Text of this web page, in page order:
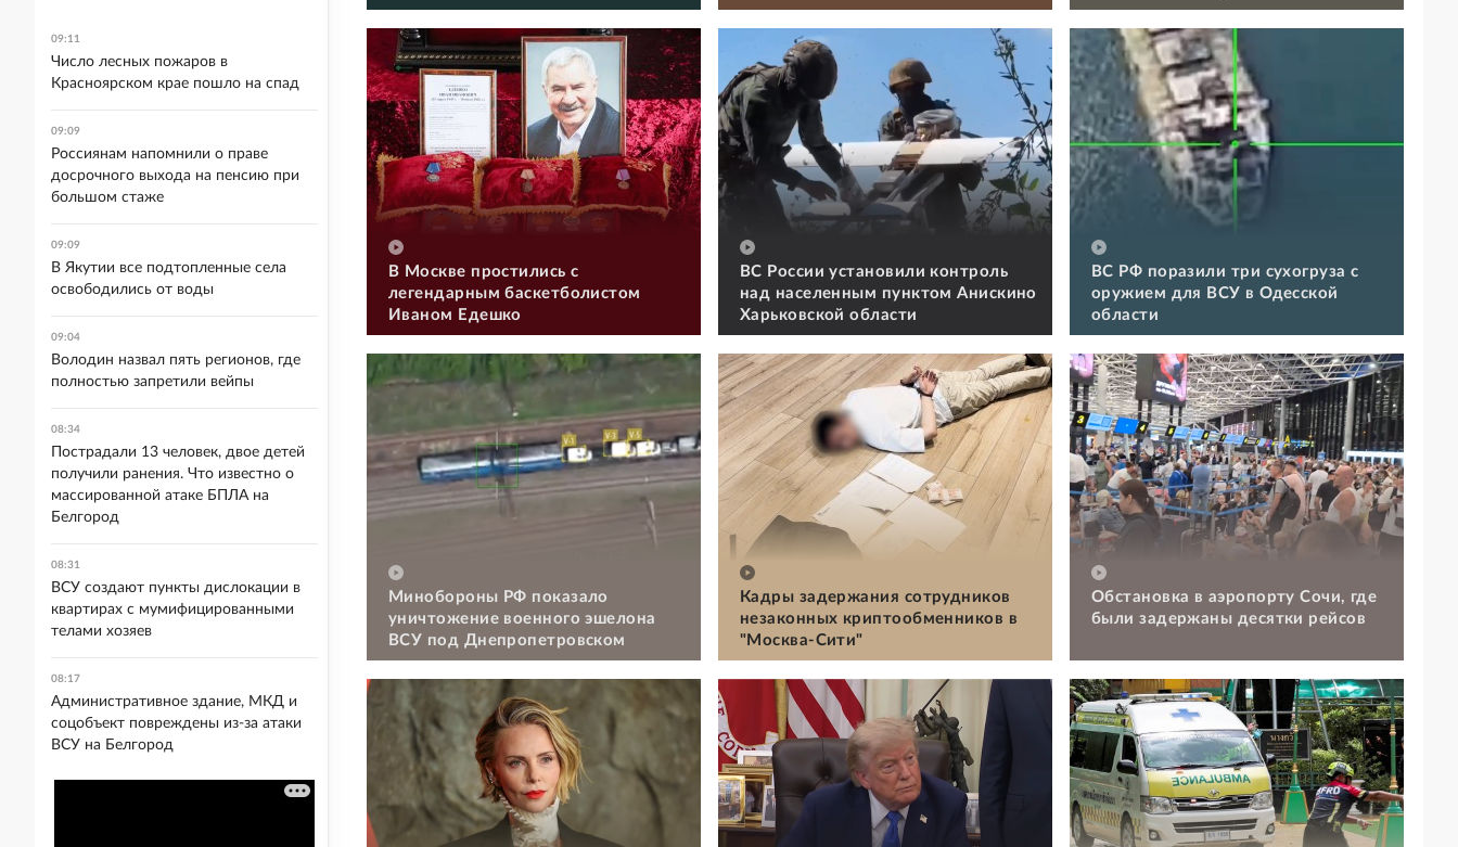
В Москве простились с
легендарным баскетболистом
Иваном Едешко
ВС России установили контроль
над населенным пунктом Анискино
Харьковской области
ВС РФ поразили три сухогруза с
оружием для ВСУ в Одесской
области
Минобороны РФ показало
уничтожение военного эшелона
ВСУ под Днепропетровском
Кадры задержания сотрудников
незаконных криптообменников в
"Москва-Сити"
Обстановка в аэропорту Сочи, где
были задержаны десятки рейсов
09:11
Число лесных пожаров в
Красноярском крае пошло на спад
09:09
Россиянам напомнили о праве
досрочного выхода на пенсию при
большом стаже
09:09
В Якутии все подтопленные села
освободились от воды
09:04
Володин назвал пять регионов, где
полностью запретили вейпы
08:34
Пострадали 13 человек, двое детей
получили ранения. Что известно о
массированной атаке БПЛА на
Белгород
08:31
ВСУ создают пункты дислокации в
квартирах с мумифицированными
телами хозяев
08:17
Административное здание, МКД и
соцобъект повреждены из-за атаки
ВСУ на Белгород